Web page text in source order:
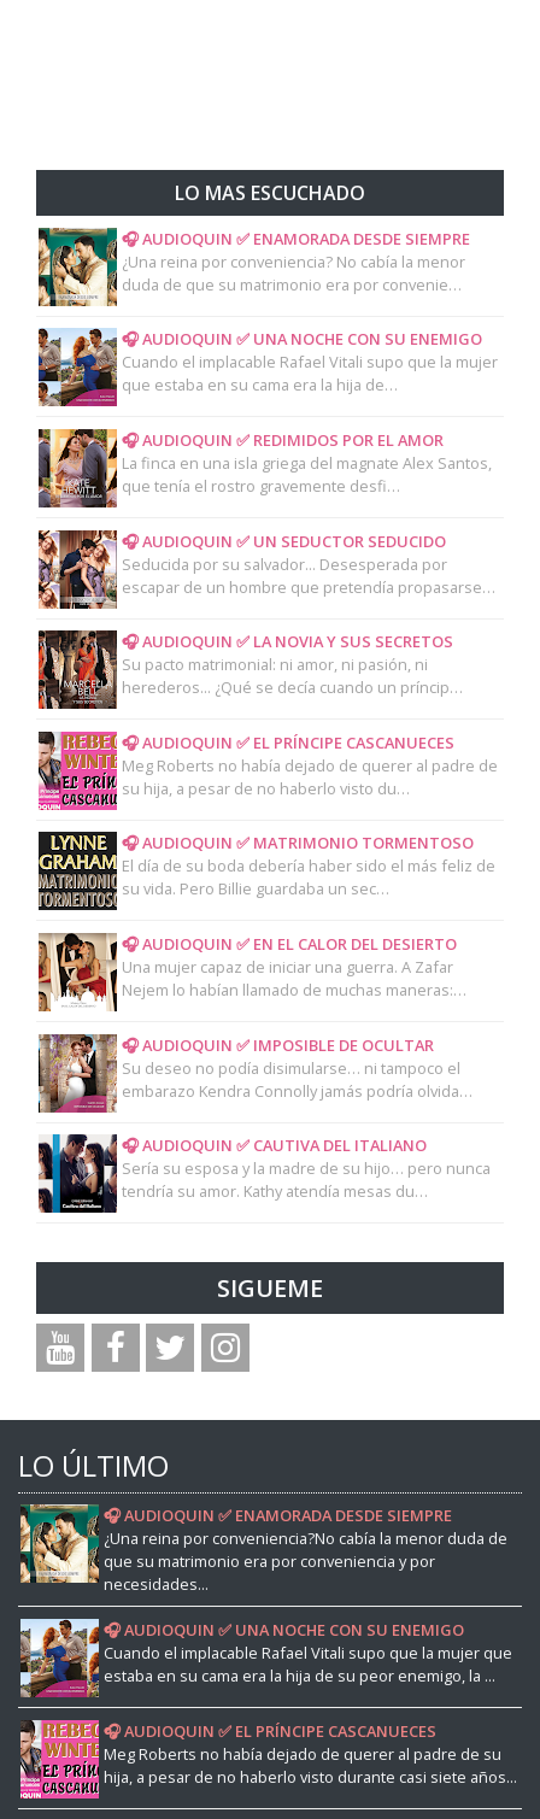
LO MAS ESCUCHADO
🎧 AUDIOQUIN ✅ ENAMORADA DESDE SIEMPRE
¿Una reina por conveniencia? No cabía la menor
duda de que su matrimonio era por convenie…
🎧 AUDIOQUIN ✅ UNA NOCHE CON SU ENEMIGO
Cuando el implacable Rafael Vitali supo que la mujer
que estaba en su cama era la hija de…
🎧 AUDIOQUIN ✅ REDIMIDOS POR EL AMOR
La finca en una isla griega del magnate Alex Santos,
que tenía el rostro gravemente desfi…
🎧 AUDIOQUIN ✅ UN SEDUCTOR SEDUCIDO
Seducida por su salvador... Desesperada por
escapar de un hombre que pretendía propasarse…
🎧 AUDIOQUIN ✅ LA NOVIA Y SUS SECRETOS
Su pacto matrimonial: ni amor, ni pasión, ni
herederos... ¿Qué se decía cuando un príncip…
🎧 AUDIOQUIN ✅ EL PRÍNCIPE CASCANUECES
Meg Roberts no había dejado de querer al padre de
su hija, a pesar de no haberlo visto du…
🎧 AUDIOQUIN ✅ MATRIMONIO TORMENTOSO
El día de su boda debería haber sido el más feliz de
su vida. Pero Billie guardaba un sec…
🎧 AUDIOQUIN ✅ EN EL CALOR DEL DESIERTO
Una mujer capaz de iniciar una guerra. A Zafar
Nejem lo habían llamado de muchas maneras:…
🎧 AUDIOQUIN ✅ IMPOSIBLE DE OCULTAR
Su deseo no podía disimularse… ni tampoco el
embarazo Kendra Connolly jamás podría olvida…
🎧 AUDIOQUIN ✅ CAUTIVA DEL ITALIANO
Sería su esposa y la madre de su hijo… pero nunca
tendría su amor. Kathy atendía mesas du…
SIGUEME
LO ÚLTIMO
🎧 AUDIOQUIN ✅ ENAMORADA DESDE SIEMPRE
¿Una reina por conveniencia?No cabía la menor duda de
que su matrimonio era por conveniencia y por
necesidades...
🎧 AUDIOQUIN ✅ UNA NOCHE CON SU ENEMIGO
Cuando el implacable Rafael Vitali supo que la mujer que
estaba en su cama era la hija de su peor enemigo, la ...
🎧 AUDIOQUIN ✅ EL PRÍNCIPE CASCANUECES
Meg Roberts no había dejado de querer al padre de su
hija, a pesar de no haberlo visto durante casi siete años...